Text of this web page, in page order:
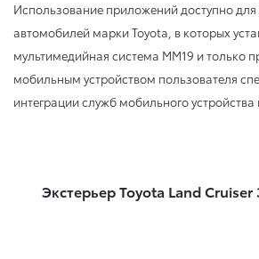
Использование приложений доступно для
автомобилей марки Toyota, в которых
мультимедийная система ММ19 и только
мобильным устройством пользователя
интеграции служб мобильного устройства
Экстерьер Toyota Land Cruiser